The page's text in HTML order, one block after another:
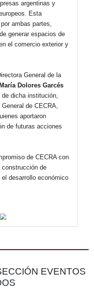
de posibles
propuestas, se
comerciales hacia la
en sectores
gastronómicos
de llevar adelante
con el objetivo
de empresas argentinas
por ambas partes,
de generar
impulsen el comercio
la Directora General
, quienes aportaron
de futuras